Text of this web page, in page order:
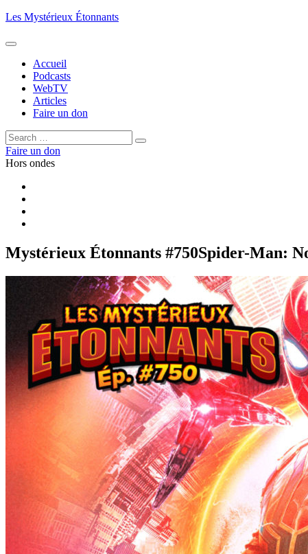
Aller
contenu
Les Mystérieux Étonnants
Accueil
Podcasts
WebTV
Articles
Faire un don
Rechercher :
Rechercher
Faire un don
Hors ondes
Mystérieux Étonnants #750Spider-Man: